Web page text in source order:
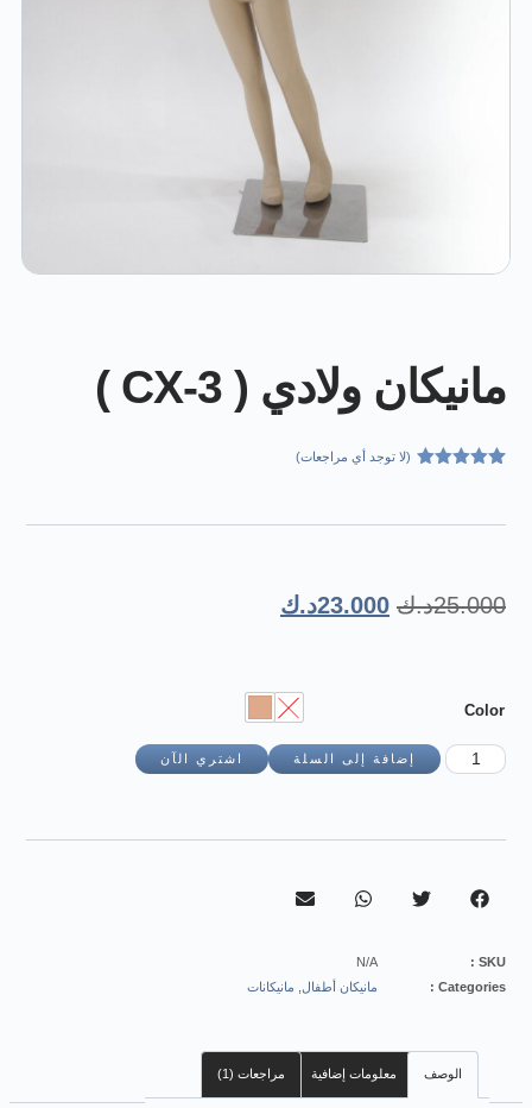
مانيكان ولادي ( CX-3 )
تقييمعملاء
(لا توجد أي مراجعات)
25.000د.ك 23.000د.ك
Color
إضافة إلى السلة اشتري الآن
SKU :
N/A
Categories :
مانيكان أطفال مانيكانات
الوصف معلومات إضافية مراجعات (1)